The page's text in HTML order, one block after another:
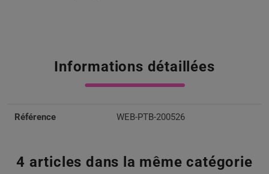
Informations détaillées
Référence WEB-PTB-200526
4 articles dans la même catégorie